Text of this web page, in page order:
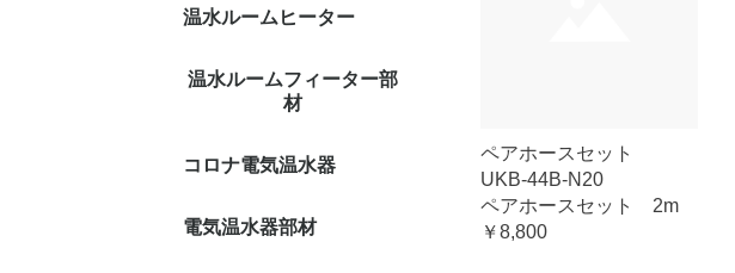
温水ルームヒーター
温水ルームフィーター部
材
コロナ電気温水器
電気温水器部材
ペアホースセット
UKB-44B-N20
ペアホースセット 2m
￥8,800